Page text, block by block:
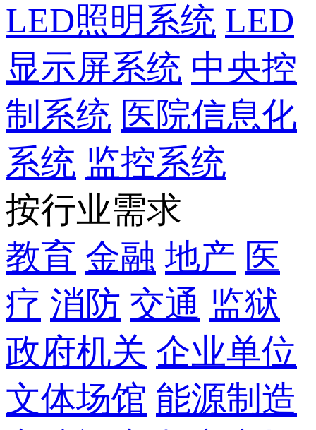
LED照明系统 LED
显示屏系统 中央控
制系统 医院信息化
系统 监控系统
按行业需求
教育 金融 地产 医
疗 消防 交通 监狱
政府机关 企业单位
文体场馆 能源制造